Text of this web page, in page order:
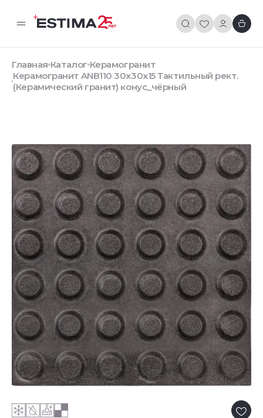
Главная Каталог Керамогранит
Керамогранит ANB110 30x30x15 Тактильный рект.
(Керамический гранит) конус_чёрный